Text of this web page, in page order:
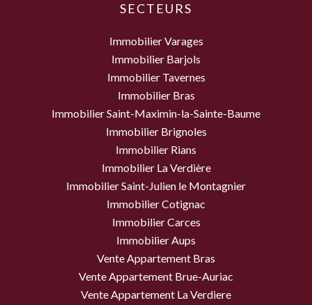
SECTEURS
Immobilier Varages
Immobilier Barjols
Immobilier Tavernes
Immobilier Bras
Immobilier Saint-Maximin-la-Sainte-Baume
Immobilier Brignoles
Immobilier Rians
Immobilier La Verdière
Immobilier Saint-Julien le Montagnier
Immobilier Cotignac
Immobilier Carces
Immobilier Aups
Vente Appartement Bras
Vente Appartement Brue-Auriac
Vente Appartement La Verdiere